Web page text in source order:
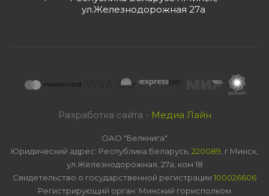
ул.Железнодорожная 27а
Разработка сайта - Медиа Лайн
ОАО "Белкнига"
Юридический адрес: Республика Беларусь, 220089 , г.Минск,
ул.Железнодорожная, 27а, ком 18
Свидетельство о государственной регистрации 100026606
Регистрирующий орган: Минский горисполком